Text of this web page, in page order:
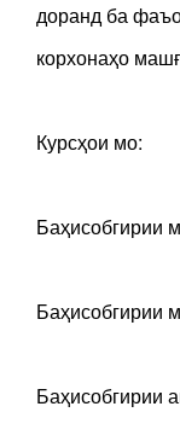
доранд ба
корхонаҳо
Курсҳои мо:
Баҳисобгирии
Баҳисобгирии
Баҳисобгирии